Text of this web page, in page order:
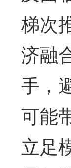
梯次
济融
手，
可能
立足